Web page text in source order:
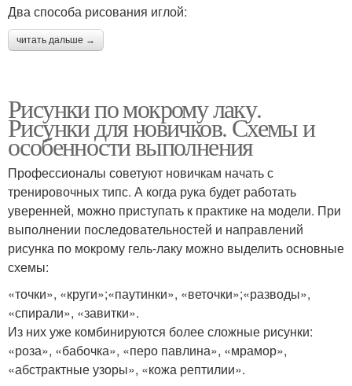
Два способа рисования иглой:
читать дальше →
Рисунки по мокрому лаку.
Рисунки для новичков. Схемы и
особенности выполнения
Профессионалы советуют новичкам начать с
тренировочных типс. А когда рука будет работать
уверенней, можно приступать к практике на модели. При
выполнении последовательностей и направлений
рисунка по мокрому гель-лаку можно выделить основные
схемы:
«точки», «круги»;«паутинки», «веточки»;«разводы»,
«спирали», «завитки».
Из них уже комбинируются более сложные рисунки:
«роза», «бабочка», «перо павлина», «мрамор»,
«абстрактные узоры», «кожа рептилии».